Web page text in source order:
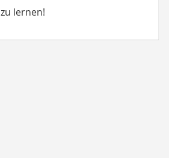
lernen!